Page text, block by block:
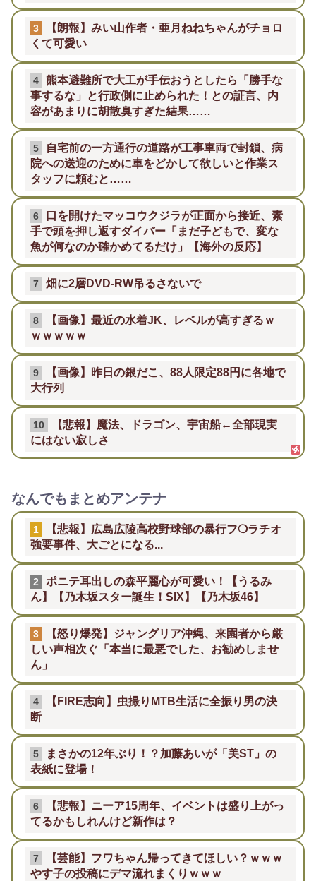
3
【朗報】みい山作者・亜月ねねちゃんがチョロ
くて可愛い
4
熊本避難所で大工が手伝おうとしたら「勝手な
事するな」と行政側に止められた！との証言、内
容があまりに胡散臭すぎた結果……
5
自宅前の一方通行の道路が工事車両で封鎖、病
院への送迎のために車をどかして欲しいと作業ス
タッフに頼むと……
6
口を開けたマッコウクジラが正面から接近、素
手で頭を押し返すダイバー「まだ子どもで、変な
魚が何なのか確かめてるだけ」【海外の反応】
7 畑に2層DVD-RW吊るさないで
8
【画像】最近の水着JK、レベルが高すぎるｗ
ｗｗｗｗｗ
9
【画像】昨日の銀だこ、88人限定88円に各地で
大行列
10
【悲報】魔法、ドラゴン、宇宙船←全部現実
にはない寂しさ
なんでもまとめアンテナ
1
【悲報】広島広陵高校野球部の暴行フ❍ラチオ
強要事件、大ごとになる...
2
ポニテ耳出しの森平麗心が可愛い！【うるみ
ん】【乃木坂スター誕生！SIX】【乃木坂46】
3
【怒り爆発】ジャングリア沖縄、来園者から厳
しい声相次ぐ「本当に最悪でした、お勧めしませ
ん」
4
【FIRE志向】虫撮りMTB生活に全振り男の決
断
5
まさかの12年ぶり！？加藤あいが「美ST」の
表紙に登場！
6
【悲報】ニーア15周年、イベントは盛り上がっ
てるかもしれんけど新作は？
7
【芸能】フワちゃん帰ってきてほしい？ｗｗｗ
やす子の投稿にデマ流れまくりｗｗｗ